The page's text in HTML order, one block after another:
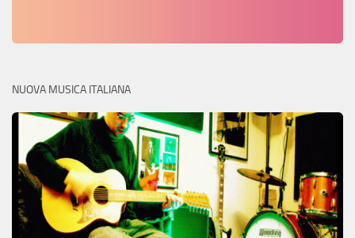
NUOVA MUSICA ITALIANA